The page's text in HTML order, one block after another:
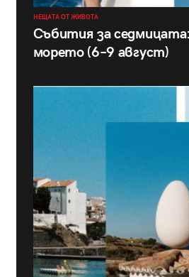
НЕЩАТА ОТ ЖИВОТА
Събития за
морето (6–9 август)